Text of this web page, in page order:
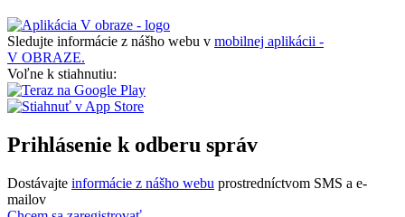
Sledujte informácie z nášho webu v mobilnej aplikácii -
V OBRAZE.
Voľne k stiahnutiu:
Prihlásenie k odberu správ
Dostávajte informácie z nášho webu prostredníctvom SMS a e-
mailov